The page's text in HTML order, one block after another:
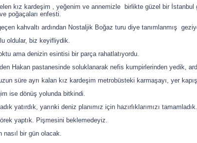
kız kardeşim , yeğenim ve annemizle birlikte güzel bir
poğaçaları enfesti.
kahvaltı ardından Nostaljik Boğaz turu diye tanımlanmış
oldular, biz keyifliydik.
ama denizin esintisi bir parça rahatlatıyordu.
Hakan pastanesinde soluklanarak nefis kumpirlerinden yedik,
süre ayrı kalan kız kardeşim metrobüsteki karmaşayı, yer
ise dönüş yolunda bitkindi.
yatırdık, yarınki deniz planımız için hazırlıklarımızı tamamladık.
yaptık. Pişmesini beklemedeyiz.
nasıl bir gün olacak.